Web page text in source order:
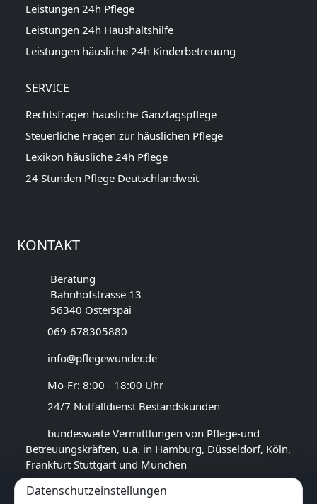
Leistungen 24h Pflege
Leistungen 24h Haushaltshilfe
Leistungen häusliche 24h Kinderbetreuung
SERVICE
Rechtsfragen häusliche Ganztagspflege
Steuerliche Fragen zur häuslichen Pflege
Lexikon häusliche 24h Pflege
24 Stunden Pflege Deutschlandweit
KONTAKT
Beratung
Bahnhofstrasse 13
56340 Osterspai
069-678305880
info@pflegewunder.de
Mo-Fr: 8:00 - 18:00 Uhr
24/7 Notfalldienst Bestandskunden
bundesweite Vermittlungen von Pflege-und
Betreuungskräften, u.a. in Hamburg, Düsseldorf, Köln,
Frankfurt Stuttgart und München
Datenschutzeinstellungen